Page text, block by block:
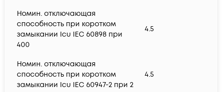
Номин. отключающая
способность при коротком
замыкании Icu IEC 60898 при
400
4.5
Номин. отключающая
способность при коротком
замыкании Icu IEC 60947-2 при 2
4.5